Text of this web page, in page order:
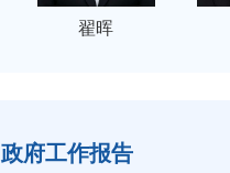
翟晖
政府工作报告